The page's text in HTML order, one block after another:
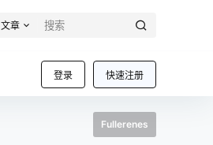
文章
登录 快速注册
Fullerenes